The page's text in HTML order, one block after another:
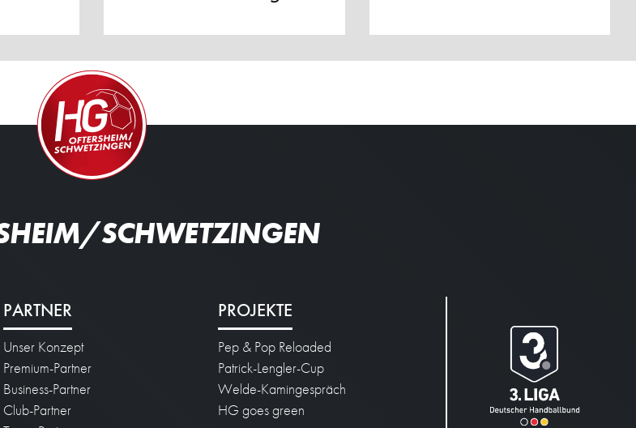
SCHWETZINGEN
PARTNER
Unser Konzept
Premium-Partner
Business-Partner
Club-Partner
PROJEKTE
Pep & Pop Reloaded
Patrick-Lengler-Cup
Welde-Kamingespräch
HG goes green